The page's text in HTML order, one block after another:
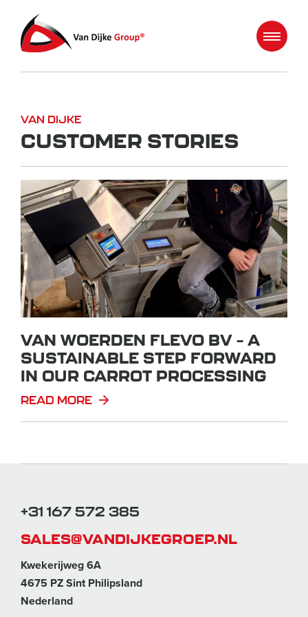
VAN DIJKE
CUSTOMER STORIES
VAN WOERDEN FLEVO BV – A
SUSTAINABLE STEP FORWARD
IN OUR CARROT PROCESSING
READ MORE
+31 167 572 385
SALES@VANDIJKEGROEP.NL
Kwekerijweg 6A
4675 PZ Sint Philipsland
Nederland